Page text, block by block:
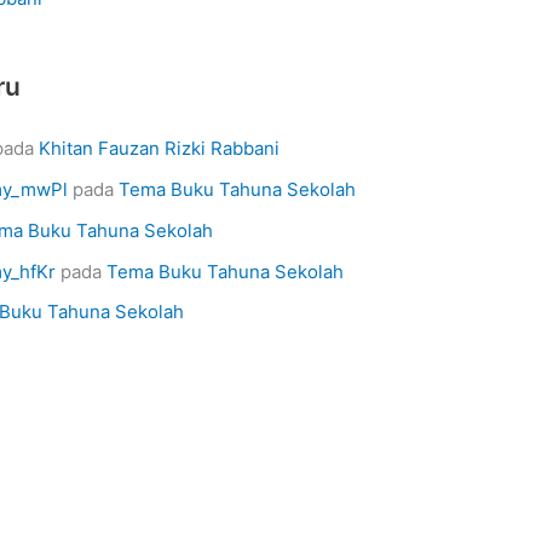
Khitan Fauzan Rizki Rabbani
pada Tema Buku Tahuna Sekolah
Buku Tahuna Sekolah
pada Tema Buku Tahuna Sekolah
Tahuna Sekolah